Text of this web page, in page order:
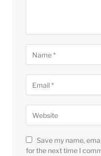
Save my name,
for the next time I